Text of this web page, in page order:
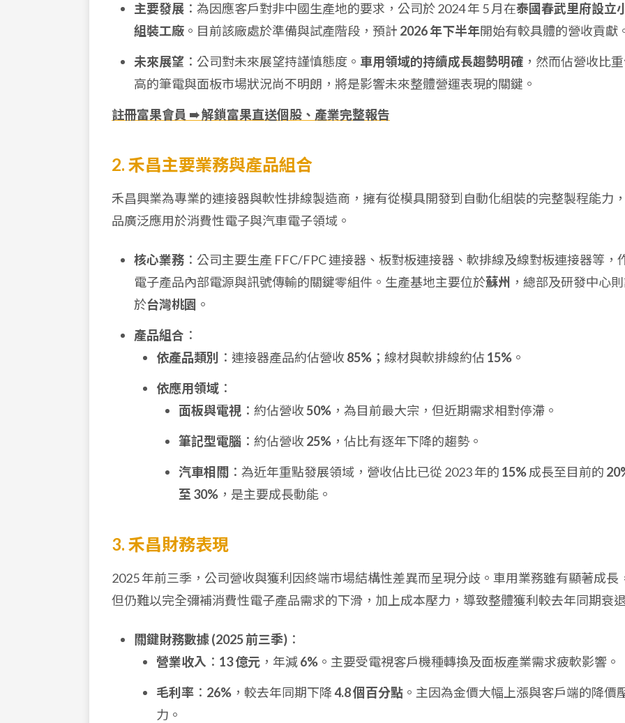
主要發展 ：為因應客戶對非中國生產地的要求，公司於 2024 年 5 月在泰國春武里府設立
組裝工廠 。目前該廠處於準備與試產階段，預計 2026 年下半年開始有較具體的營收貢獻
未來展望 ：公司對未來展望持謹慎態度。 車用領域的持續成長趨勢明確 ，然而佔營收比
高的筆電與面板市場狀況尚不明朗，將是影響未來整體營運表現的關鍵。
註冊富果會員 ➠ 解鎖富果直送個股、產業完整報告
2. 禾昌主要業務與產品組合
禾昌興業為專業的連接器與軟性排線製造商，擁有從模具開發到自動化組裝的完整製程能力
品廣泛應用於消費性電子與汽車電子領域。
核心業務 ：公司主要生產 FFC/FPC 連接器、板對板連接器、軟排線及線對板連接器等，
電子產品內部電源與訊號傳輸的關鍵零組件。生產基地主要位於蘇州 ，總部及研發中心
於台灣桃園 。
產品組合 ：
依產品類別
：連接器產品約佔營收85% ；線材與軟排線約佔 15% 。
依應用領域 ：
面板與電視 ：約佔營收50% ，為目前最大宗，但近期需求相對停滯。
筆記型電腦 ：約佔營收25% ，佔比有逐年下降的趨勢。
汽車相關 ：為近年重點發展領域，營收佔比已從 2023 年的 15%成長至目前的
至 30% ，是主要成長動能。
3. 禾昌財務表現
2025 年前三季，公司營收與獲利因終端市場結構性差異而呈現分歧。車用業務雖有顯著成長
但仍難以完全彌補消費性電子產品需求的下滑，加上成本壓力，導致整體獲利較去年同期衰退
關鍵財務數據 (2025 前三季) ：
營業收入 ： 13 億元 ，年減6% 。主要受電視客戶機種轉換及面板產業需求疲軟影響。
毛利率 ： 26% ，較去年同期下降4.8 個百分點 。主因為金價大幅上漲與客戶端的降價
力。